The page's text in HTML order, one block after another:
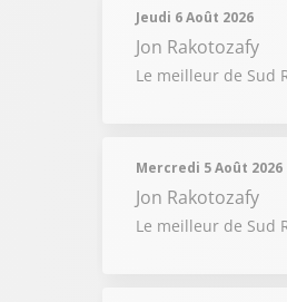
Jeudi 6 Août 2026
Jon Rakotozafy
Le meilleur de Sud
Mercredi 5 Août 2026
Jon Rakotozafy
Le meilleur de Sud